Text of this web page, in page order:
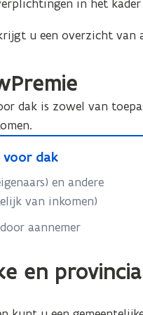
in het
u een overzicht van
dak is zowel van
voor dak
en andere
van inkomen)
aannemer
en